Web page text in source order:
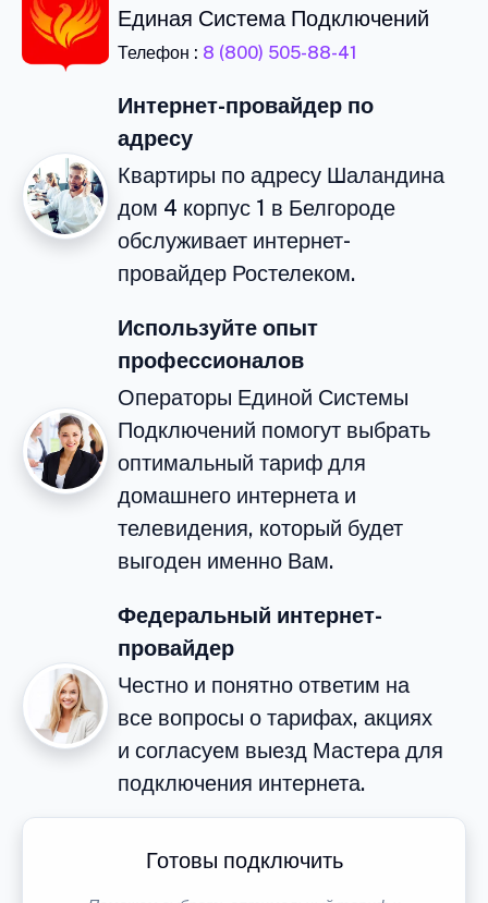
Единая Система Подключений
Телефон : 8 (800) 505-88-41
Интернет-провайдер по
адресу
Квартиры по адресу Шаландина
дом 4 корпус 1 в Белгороде
обслуживает интернет-
провайдер Ростелеком.
Используйте опыт
профессионалов
Операторы Единой Системы
Подключений помогут выбрать
оптимальный тариф для
домашнего интернета и
телевидения, который будет
выгоден именно Вам.
Федеральный интернет-
провайдер
Честно и понятно ответим на
все вопросы о тарифах, акциях
и согласуем выезд Мастера для
подключения интернета.
Готовы подключить